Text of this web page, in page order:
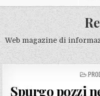
Web magazine di
Spurgo pozzi